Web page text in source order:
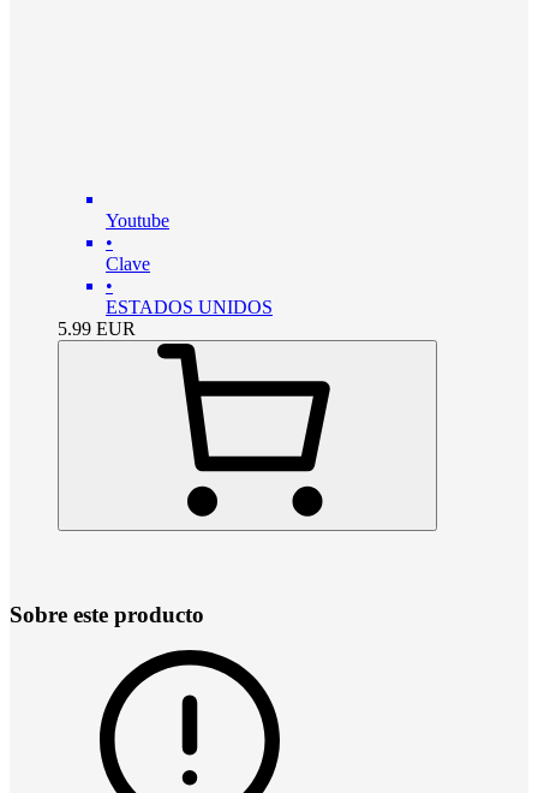
Youtube
•
Clave
•
ESTADOS UNIDOS
5.99 EUR
Sobre este producto